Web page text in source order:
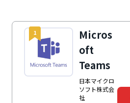
1
Micros
oft
Teams
日本マイクロ
ソフト株式会
社